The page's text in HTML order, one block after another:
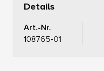
Details
Art.-Nr.
108765-01